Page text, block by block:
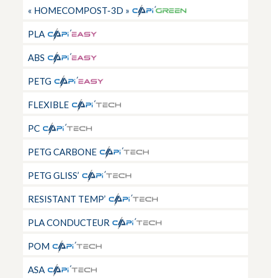
« HOMECOMPOST-3D »
PLA
ABS
PETG
FLEXIBLE
PC
PETG CARBONE
PETG GLISS’
RESISTANT TEMP’
PLA CONDUCTEUR
POM
ASA